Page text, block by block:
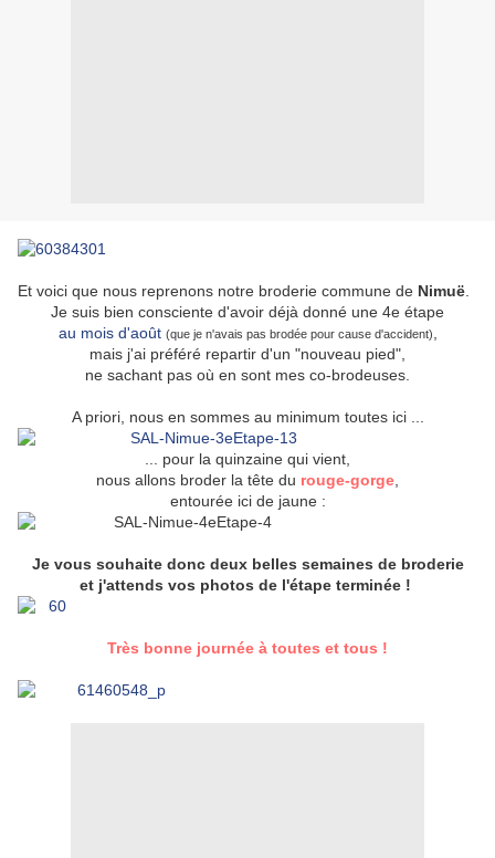
Et voici que nous reprenons notre broderie commune de Nimuë
Je suis bien consciente d'avoir déjà donné une 4e étape
au mois d'août (que je n'avais pas brodée pour cause d'accident)
mais j'ai préféré repartir d'un "nouveau pied",
ne sachant pas où en sont mes co-brodeuses.
A priori, nous en sommes au minimum toutes ici ...
... pour la quinzaine qui vient,
nous allons broder la tête du rouge-gorge
entourée ici de jaune :
Je vous souhaite donc deux belles semaines de broderie
et j'attends vos photos de l'étape terminée !
Très bonne journée à toutes et tous !